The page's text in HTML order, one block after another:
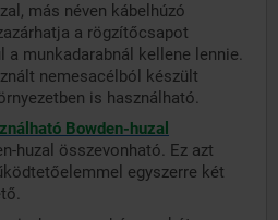
más néven kábelhúzó
a rögzítőcsapot
a munkadarabnál kellene lennie.
nemesacélból készült
is használható.
Bowden-huzal
huzal összevonható. Ez azt
egyszerre két